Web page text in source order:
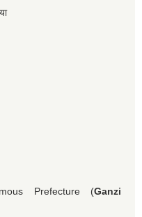
Prefecture (Ganzi